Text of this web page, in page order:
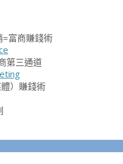
富商賺錢術
第三通道
）賺錢術